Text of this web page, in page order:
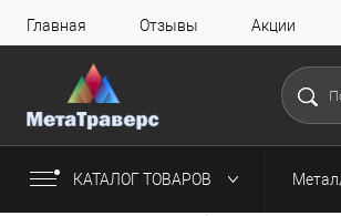
Главная Отзывы Акции
КАТАЛОГ ТОВАРОВ